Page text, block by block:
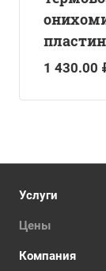
1 430.00
Услуги
Цены
Компания